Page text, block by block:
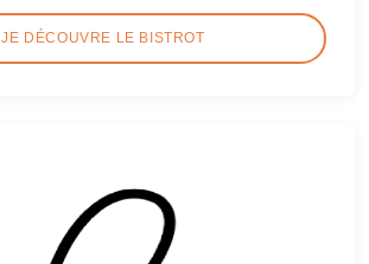
JE DÉCOUVRE LE BISTROT